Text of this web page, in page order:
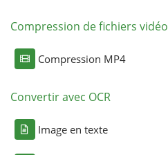
Compression de fichiers vidéo
Compression MP4
Convertir avec OCR
Image en texte